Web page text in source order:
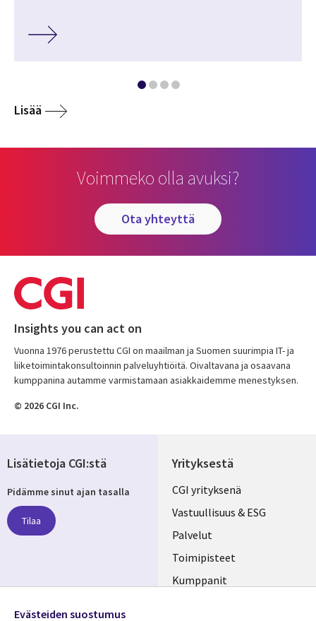
Lisää
Voimmeko olla avuksi?
ota yhteyttä
Insights you can act on
Vuonna 1976 perustettu CGI on maailman ja Suomen suurimpia IT- ja
liiketoimintakonsultoinnin palveluyhtiöitä. Oivaltavana ja osaavana
kumppanina autamme varmistamaan asiakkaidemme menestyksen.
© 2026 CGI Inc.
Yrityksestä
Useful
links
FINLAND
CGI yrityksenä
Vastuullisuus & ESG
Palvelut
Toimipisteet
Kumppanit
Lisätietoja CGI:stä
Pidämme sinut ajan tasalla
Tilaa
Evästeiden suostumus